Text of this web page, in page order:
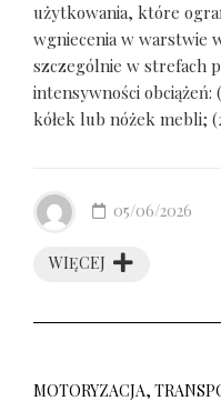
użytkowania, które
wgniecenia w warstwie
szczególnie w strefach
intensywności
kółek lub nóżek mebli;
WIĘCEJ
05/06/2026
MOTORYZACJA,